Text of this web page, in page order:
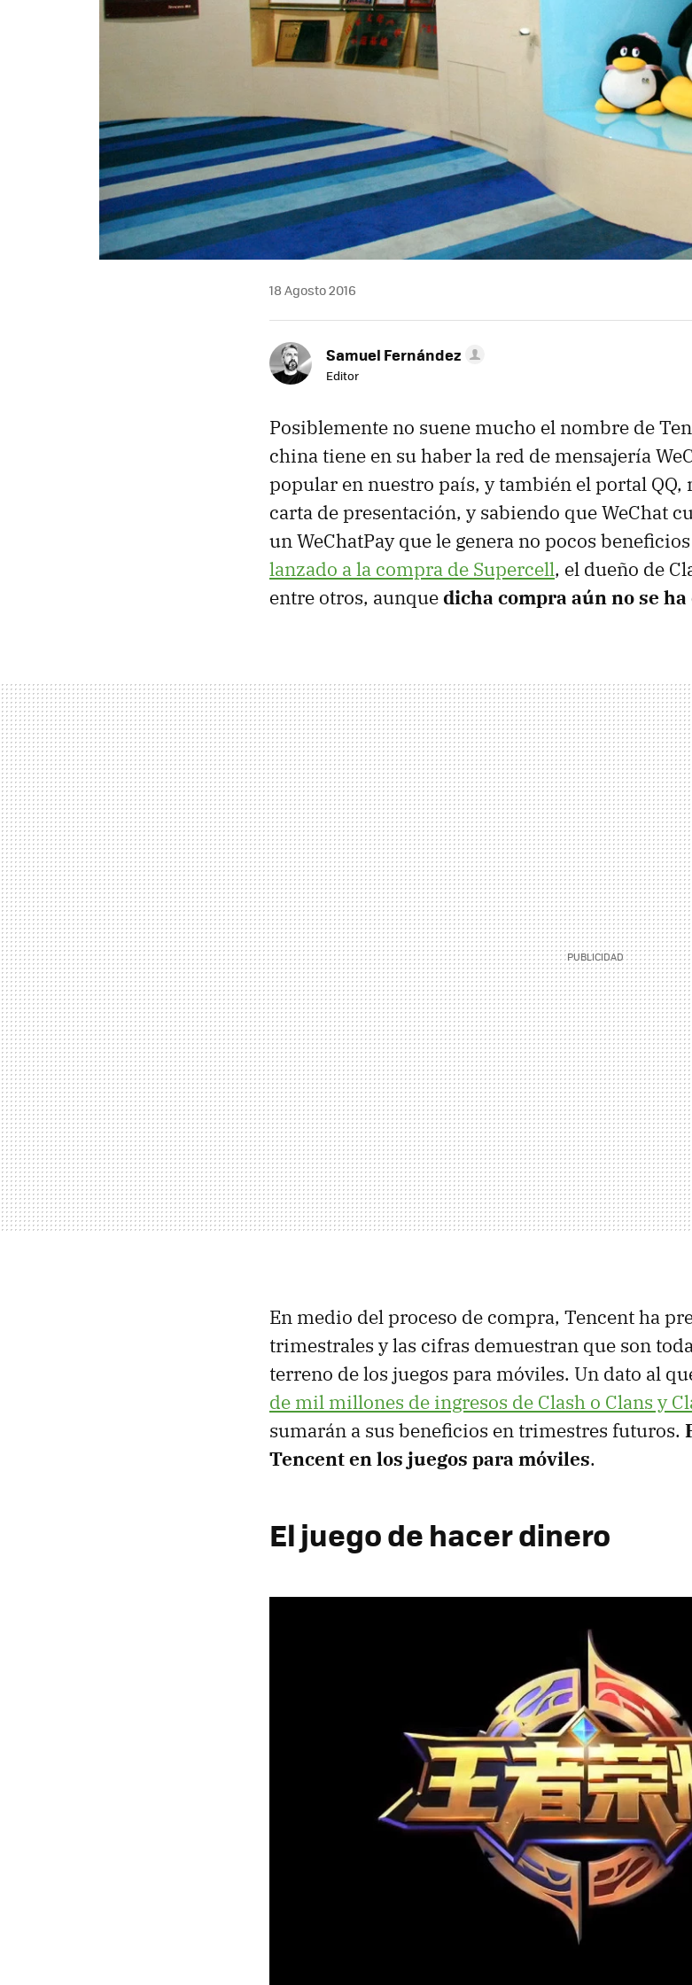
18 Agosto 2016
Samuel Fernández
Editor
Posiblemente no suene mucho el nombre de
china tiene en su haber la red de mensajería
popular en nuestro país, y también el portal QQ,
carta de presentación, y sabiendo que WeChat
un WeChatPay que le genera no pocos
lanzado a la compra de Supercell, el dueño de
entre otros, aunquedicha compra aún no se
En medio del proceso de compra, Tencent ha
trimestrales y las cifras demuestran que son
terreno de los juegos para móviles. Un dato al
de mil millones de ingresos de Clash o Clans y
sumarán a sus beneficios en trimestres futuros.
Tencent en los juegos para móviles.
El juego de hacer dinero